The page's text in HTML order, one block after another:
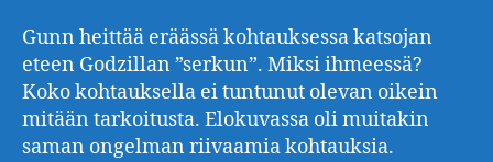
Gunn heittää eräässä kohtauksessa katsojan
eteen Godzillan ”serkun”. Miksi ihmeessä?
Koko kohtauksella ei tuntunut olevan oikein
mitään tarkoitusta. Elokuvassa oli muitakin
saman ongelman riivaamia kohtauksia.